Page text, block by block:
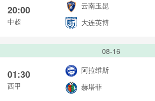
20:00
中超
云南玉昆
大连英博
08-16
01:30
西甲
阿拉维斯
赫塔菲